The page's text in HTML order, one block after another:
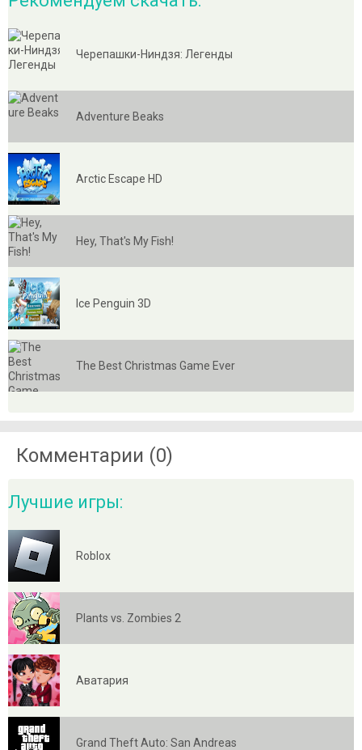
Черепашки-Ниндзя: Легенды
Adventure Beaks
Arctic Escape HD
Hey, That's My Fish!
Ice Penguin 3D
The Best Christmas Game Ever
Комментарии (0)
Лучшие игры:
Roblox
Plants vs. Zombies 2
Аватария
Grand Theft Auto: San Andreas